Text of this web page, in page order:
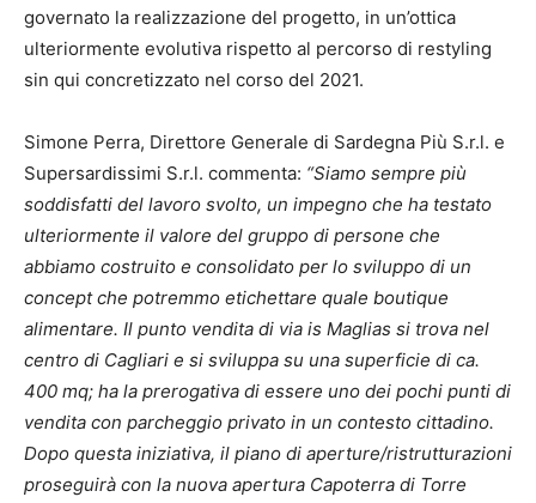
governato la realizzazione del progetto, in un’ottica
ulteriormente evolutiva rispetto al percorso di restyling
sin qui concretizzato nel corso del 2021.
Simone Perra, Direttore Generale di Sardegna Più S.r.l. e
Supersardissimi S.r.l. commenta: “Siamo sempre più
soddisfatti del lavoro svolto, un impegno che ha testato
ulteriormente il valore del gruppo di persone che
abbiamo costruito e consolidato per lo sviluppo di un
concept che potremmo etichettare quale boutique
alimentare. Il punto vendita di via is Maglias si trova nel
centro di Cagliari e si sviluppa su una superficie di ca.
400 mq; ha la prerogativa di essere uno dei pochi punti di
vendita con parcheggio privato in un contesto cittadino.
Dopo questa iniziativa, il piano di aperture/ristrutturazioni
proseguirà con la nuova apertura Capoterra di Torre